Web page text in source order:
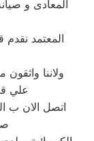
ولاننا
علي